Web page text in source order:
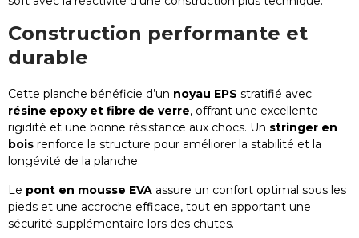
Construction performante et
durable
Cette planche bénéficie d’un noyau EPS stratifié avec
résine epoxy et fibre de verre, offrant une excellente
rigidité et une bonne résistance aux chocs. Un stringer en
bois renforce la structure pour améliorer la stabilité et la
longévité de la planche.
Le pont en mousse EVA assure un confort optimal sous les
pieds et une accroche efficace, tout en apportant une
sécurité supplémentaire lors des chutes.